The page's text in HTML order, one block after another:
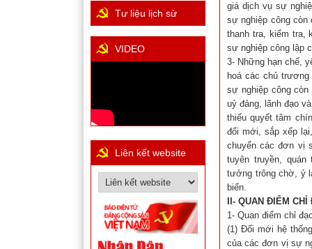
giá dịch vụ sự
sự nghiệp công còn
thanh tra, kiểm tra,
sự nghiệp công lập
3- Những hạn chế,
hoá các chủ
sự nghiệp công
uỷ đảng, lãnh đạo
thiếu quyết tâm
đổi mới, sắp xếp
chuyển các đơn vị
tuyên truyền,
tưởng trông chờ, ỷ
biến.
II- QUAN ĐIỂM
1- Quan điểm chỉ
(1) Đổi mới hệ
của các đơn vị sự
Tư liệu lịch sử
VIDEO
Liên kết website